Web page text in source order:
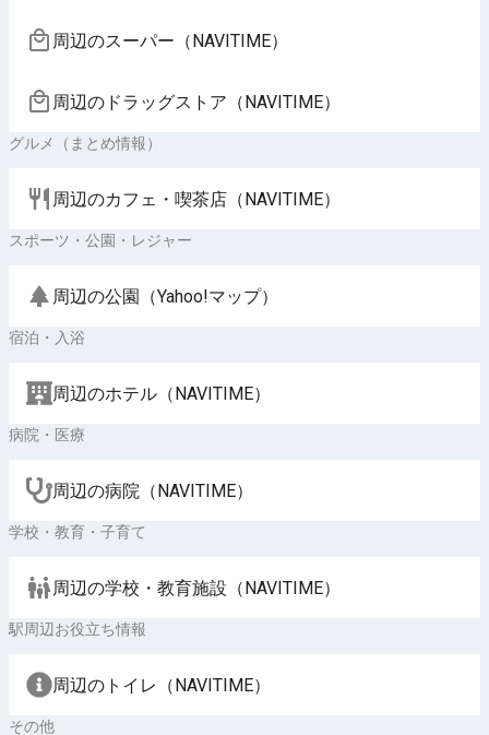
周辺のスーパー（NAVITIME）
周辺のドラッグストア（NAVITIME）
グルメ（まとめ情報）
周辺のカフェ・喫茶店（NAVITIME）
スポーツ・公園・レジャー
周辺の公園（Yahoo!マップ）
宿泊・入浴
周辺のホテル（NAVITIME）
病院・医療
周辺の病院（NAVITIME）
学校・教育・子育て
周辺の学校・教育施設（NAVITIME）
駅周辺お役立ち情報
周辺のトイレ（NAVITIME）
その他